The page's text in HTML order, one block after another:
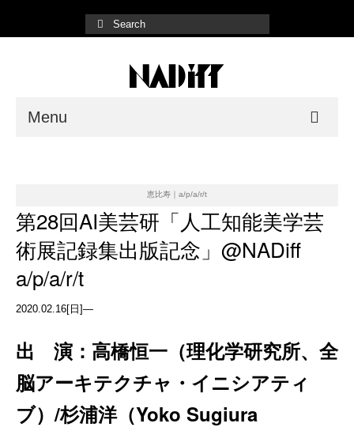
Menu
Shop List
Online Store
恵比寿｜a/p/a/r/t
第28回AI美芸研「人工知能美学芸
術展記録集出版記念」@NADiff
a/p/a/r/t
2020.02.16[日]—
出 演：高橋恒一（理化学研究所、全
脳アーキテクチャ・イニシアティ
ブ）/杉浦洋（Yoko Sugiura